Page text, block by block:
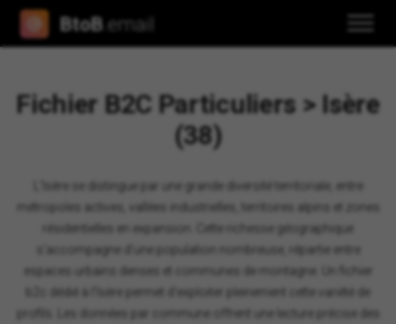
BtoB .email
Fichier B2C Particuliers > Isère
(38)
L'Isère se distingue par une grande diversité territoriale, entre
métropoles actives, vallées industrielles, territoires alpins et zones
résidentielles en expansion. Cette richesse géographique
s'accompagne d'une population nombreuse, répartie entre
espaces urbains denses et communes de montagne. Un fichier
b2c dédié à l'Isère permet d'exploiter pleinement cette variété de
profils. Les données par commune offrent une lecture précise des